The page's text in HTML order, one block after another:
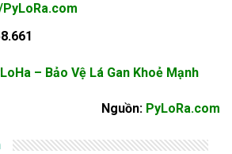
– Bảo Vệ Lá Gan Khoẻ Mạnh
Nguồn: PyLoRa.com